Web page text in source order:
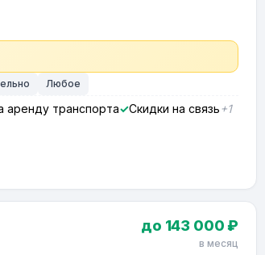
Любое
аренду транспорта Скидки на связь +1
до 143 000 ₽
в месяц